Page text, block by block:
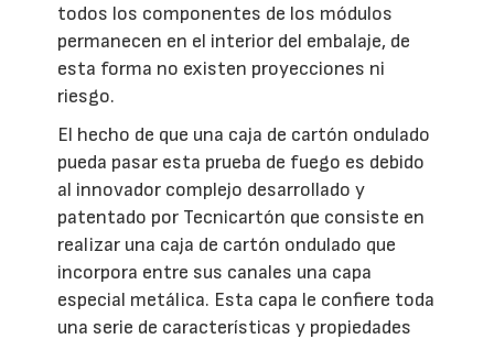
todos los componentes de los módulos
permanecen en el interior del embalaje, de
esta forma no existen proyecciones ni
riesgo.
El hecho de que una caja de cartón ondulado
pueda pasar esta prueba de fuego es debido
al innovador complejo desarrollado y
patentado por Tecnicartón que consiste en
realizar una caja de cartón ondulado que
incorpora entre sus canales una capa
especial metálica. Esta capa le confiere toda
una serie de características y propiedades